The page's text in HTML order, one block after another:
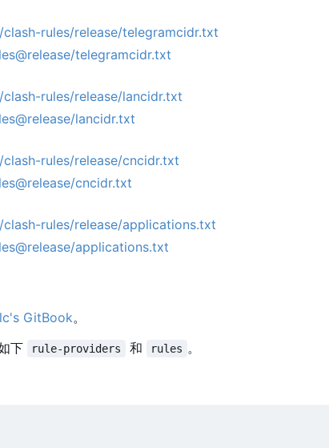
rules/release/telegramcidr.txt
telegramcidr.txt
rules/release/lancidr.txt
lancidr.txt
rules/release/cncidr.txt
cncidr.txt
rules/release/applications.txt
applications.txt
GitBook。
下
rule-providers 和 rules 。